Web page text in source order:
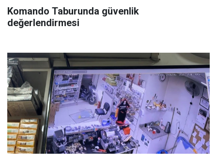
Komando Taburunda güvenlik
değerlendirmesi